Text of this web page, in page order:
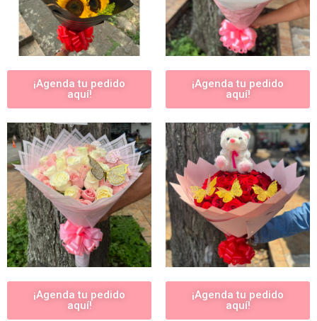
¡Agenda tu pedido
aquí!
¡Agenda tu pedido
aquí!
¡Agenda tu pedido
aquí!
¡Agenda tu pedido
aquí!